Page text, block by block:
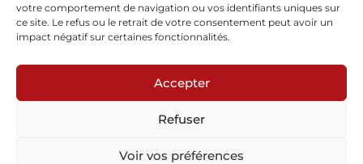
votre comportement de navigation ou vos identifiants uniques sur
ce site. Le refus ou le retrait de votre consentement peut avoir un
impact négatif sur certaines fonctionnalités.
Accepter
Refuser
Voir vos préférences
Abonnez-vous à notre newsletter